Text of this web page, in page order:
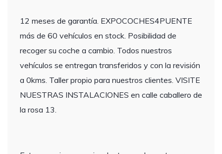
12 meses de garantía. EXPOCOCHES4PUENTE
más de 60 vehículos en stock. Posibilidad de
recoger su coche a cambio. Todos nuestros
vehículos se entregan transferidos y con la revisión
a 0kms. Taller propio para nuestros clientes. VISITE
NUESTRAS INSTALACIONES en calle caballero de
la rosa 13.